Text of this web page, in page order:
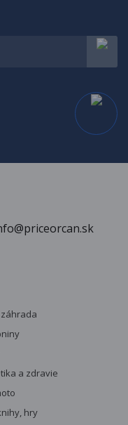
a zdravie
hry